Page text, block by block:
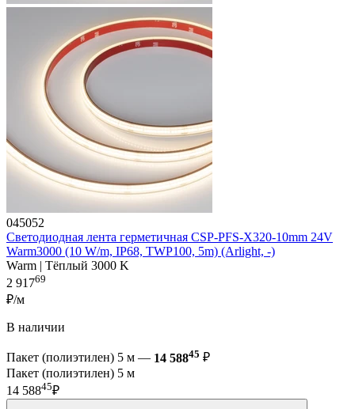
045052
Светодиодная лента герметичная CSP-PFS-X320-10mm 24V
Warm3000 (10 W/m, IP68, TWP100, 5m) (Arlight, -)
Warm | Тёплый 3000 K
2 91769
₽/м
В наличии
Пакет (полиэтилен) 5 м — 14 58845 ₽
Пакет (полиэтилен) 5 м
14 58845₽